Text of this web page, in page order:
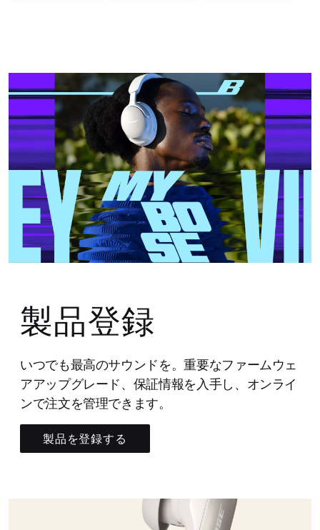
製品登録
いつでも最高のサウンドを。重要なファームウェ
アアップグレード、保証情報を入手し、オンライ
ンで注文を管理できます。
製品を登録する